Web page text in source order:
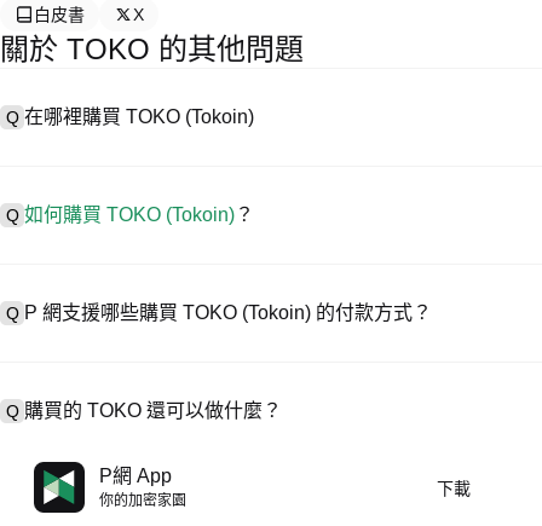
白皮書
X
關於 TOKO 的其他問題
Q 在哪裡購買 TOKO (Tokoin)
輕鬆交易。例如，P 網支援多種代幣交易，包括 TOKO，並提供具有
2. 在帳戶中存入法幣或加密貨幣。
3. 在 CEX 中搜尋 TOKO。
Q 如何購買 TOKO (Tokoin) ？
Q P 網支援哪些購買 TOKO (Tokoin) 的付款方式？
1）信用卡/金融卡(Visa/MasterCard) 即時購買穩定幣 (USDT)；
2）點對點 (P2P) 交易，透過託管機制直接向其他用戶購買 USDT；
4）場外交易 (OTC) 處理超過 10 萬美元的大宗交易，提供客製化報
Q 購買的 TOKO 還可以做什麼？
使用 USDT 或 USDC 進行合約交易。
持幣賺幣，坐享收益。
P網 App
你的加密家園
下載